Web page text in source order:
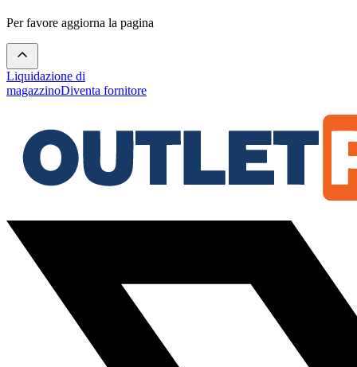
Per favore aggiorna la pagina
Liquidazione di
magazzinoDiventa fornitore